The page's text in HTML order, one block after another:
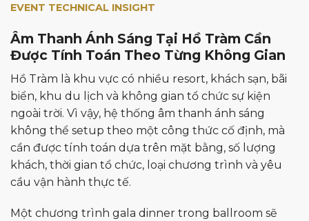
EVENT TECHNICAL INSIGHT
Âm Thanh Ánh Sáng Tại Hồ Tràm Cần
Được Tính Toán Theo Từng Không Gian
Hồ Tràm là khu vực có nhiều resort, khách sạn, bãi
biển, khu du lịch và không gian tổ chức sự kiện
ngoài trời. Vì vậy, hệ thống âm thanh ánh sáng
không thể setup theo một công thức cố định, mà
cần được tính toán dựa trên mặt bằng, số lượng
khách, thời gian tổ chức, loại chương trình và yêu
cầu vận hành thực tế.
Một chương trình gala dinner trong ballroom sẽ